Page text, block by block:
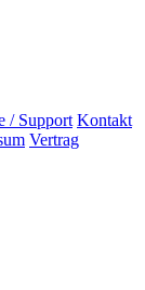
/ Support Kontakt
Vertrag